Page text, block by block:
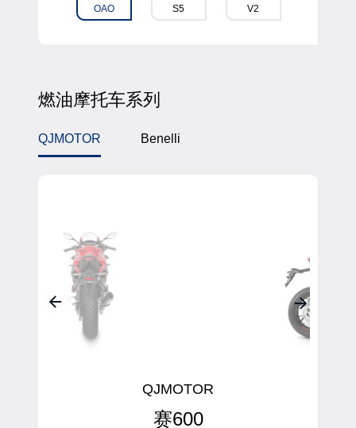
OAO S5 V2
燃油摩托车系列
QJMOTOR Benelli
QJMOTOR
赛600